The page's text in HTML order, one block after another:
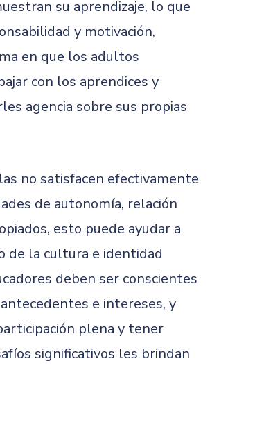
su aprendizaje, lo que
y motivación,
en que los adultos
con los aprendices y
agencia sobre sus propias
no satisfacen efectivamente
de autonomía, relación
esto puede ayudar a
de la cultura e identidad
deben ser conscientes
e intereses, y
plena y tener
significativos les brindan